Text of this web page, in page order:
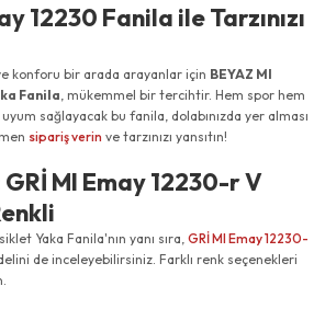
12230 Fanila ile Tarzınızı
ve konforu bir arada arayanlar için BEYAZ MI
Fanila , mükemmel bir tercihtir. Hem spor hem
sağlayacak bu fanila, dolabınızda yer alması
sipariş verin ve tarzınızı yansıtın!
MI Emay 12230-r V
Yaka Fanila'nın yanı sıra, GRİ MI Emay 12230-
de inceleyebilirsiniz. Farklı renk seçenekleri